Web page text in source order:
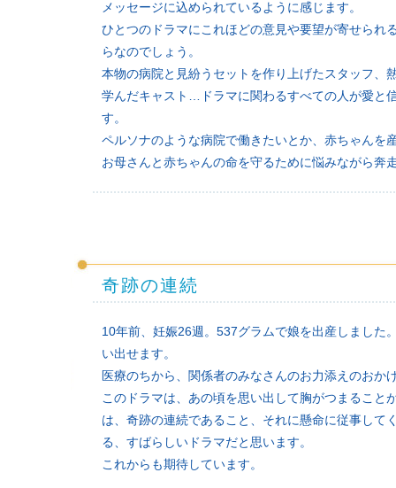
メッセージに込められているように感じます。
ひとつのドラマにこれほどの意見や要望が寄せられ
らなのでしょう。
本物の病院と見紛うセットを作り上げたスタッフ、
学んだキャスト…ドラマに関わるすべての人が愛と
す。
ペルソナのような病院で働きたいとか、赤ちゃんを
お母さんと赤ちゃんの命を守るために悩みながら奔
奇跡の連続
10年前、妊娠26週。537グラムで娘を出産しました
い出せます。
医療のちから、関係者のみなさんのお力添えのおか
このドラマは、あの頃を思い出して胸がつまるこ
は、奇跡の連続であること、それに懸命に従事して
る、すばらしいドラマだと思います。
これからも期待しています。